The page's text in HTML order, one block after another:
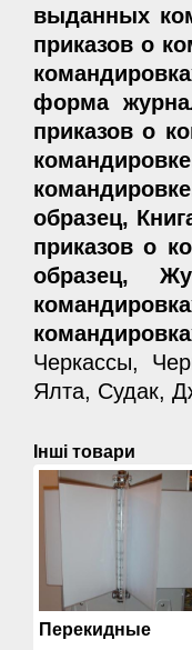
выданных
приказов о
форма
приказов о
образец,
приказов о
образец,
Черкассы,
Ялта, Судак,
Інші товари
Перекидные